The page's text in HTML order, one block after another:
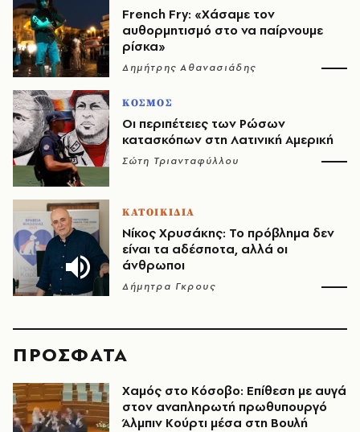
French Fry: «Χάσαμε τον
αυθορμητισμό στο να παίρνουμε
ρίσκα»
Δημήτρης Αθανασιάδης
ΚΟΣΜΟΣ
Οι περιπέτειες των Ρώσων
κατασκόπων στη Λατινική Αμερική
Σώτη Τριανταφύλλου
ΚΑΤΟΙΚΙΔΙΑ
Νίκος Χρυσάκης: Το πρόβλημα δεν
είναι τα αδέσποτα, αλλά οι
άνθρωποι
Δήμητρα Γκρους
ΠΡΟΣΦΑΤΑ
Χαμός στο Κόσοβο: Επίθεση με αυγά
στον αναπληρωτή πρωθυπουργό
Άλμπιν Κούρτι μέσα στη Βουλή